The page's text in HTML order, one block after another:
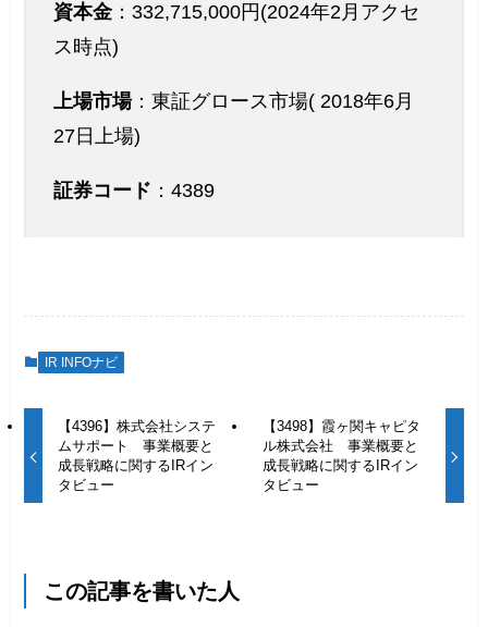
資本金 ：332,715,000円(2024年2月アクセ
ス時点)
上場市場：東証グロース市場( 2018年6月
27日上場)
証券コード ：4389
IR INFOナビ
【4396】株式会社システ
ムサポート 事業概要と
成長戦略に関するIRイン
タビュー
【3498】霞ヶ関キャピタ
ル株式会社 事業概要と
成長戦略に関するIRイン
タビュー
この記事を書いた人